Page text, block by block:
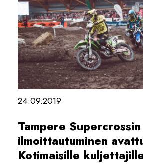
24.09.2019
Tampere Supercrossin
ilmoittautuminen
Kotimaisille